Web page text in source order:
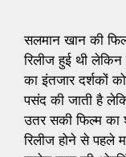
सलमान खान की
रिलीज हुई थी लेकिन
का इंतजार दर्शकों
पसंद की जाती है
उतर सकी फिल्म
रिलीज होने से पहले